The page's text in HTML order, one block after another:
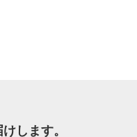
します。